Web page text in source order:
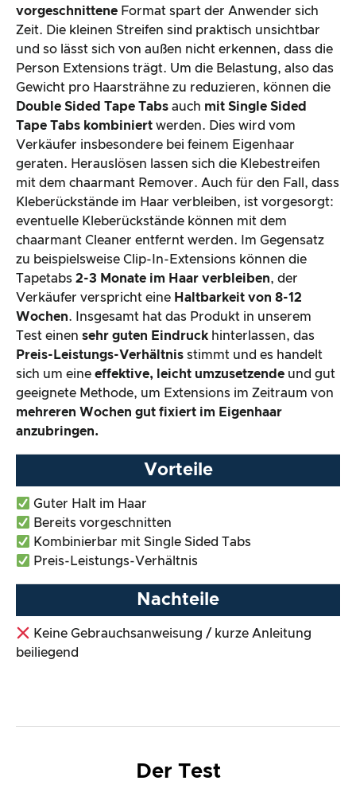
vorgeschnittene Format spart der Anwender sich
Zeit. Die kleinen Streifen sind praktisch unsichtbar
und so lässt sich von außen nicht erkennen, dass die
Person Extensions trägt. Um die Belastung, also das
Gewicht pro Haarsträhne zu reduzieren, können die
Double Sided Tape Tabs auch mit Single Sided
Tape Tabs kombiniert werden. Dies wird vom
Verkäufer insbesondere bei feinem Eigenhaar
geraten. Herauslösen lassen sich die Klebestreifen
mit dem chaarmant Remover. Auch für den Fall, dass
Kleberückstände im Haar verbleiben, ist vorgesorgt:
eventuelle Kleberückstände können mit dem
chaarmant Cleaner entfernt werden. Im Gegensatz
zu beispielsweise Clip-In-Extensions können die
Tapetabs 2-3 Monate im Haar verbleiben, der
Verkäufer verspricht eine Haltbarkeit von 8-12
Wochen. Insgesamt hat das Produkt in unserem
Test einen sehr guten Eindruck hinterlassen, das
Preis-Leistungs-Verhältnis stimmt und es handelt
sich um eine effektive, leicht umzusetzende und gut
geeignete Methode, um Extensions im Zeitraum von
mehreren Wochen gut fixiert im Eigenhaar
anzubringen.
Vorteile
Guter Halt im Haar
Bereits vorgeschnitten
Kombinierbar mit Single Sided Tabs
Preis-Leistungs-Verhältnis
Nachteile
Keine Gebrauchsanweisung / kurze Anleitung
beiliegend
Der Test